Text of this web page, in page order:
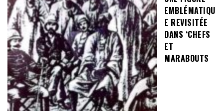
EMBLÉMATIQU
E REVISITÉE
DANS ‘CHEFS
ET
MARABOUTS